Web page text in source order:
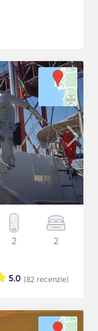
2 2
(82 recenzie)
5.0